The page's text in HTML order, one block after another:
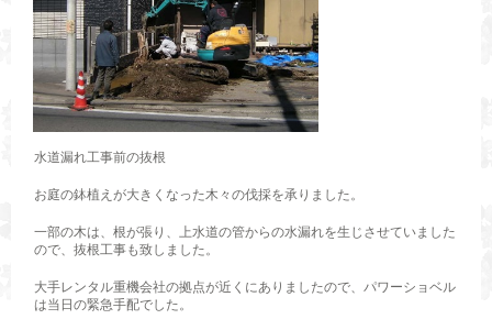
水道漏れ工事前の抜根
お庭の鉢植えが大きくなった木々の伐採を承りました。
一部の木は、根が張り、上水道の管からの水漏れを生じさせていました
ので、抜根工事も致しました。
大手レンタル重機会社の拠点が近くにありましたので、パワーショベル
は当日の緊急手配でした。